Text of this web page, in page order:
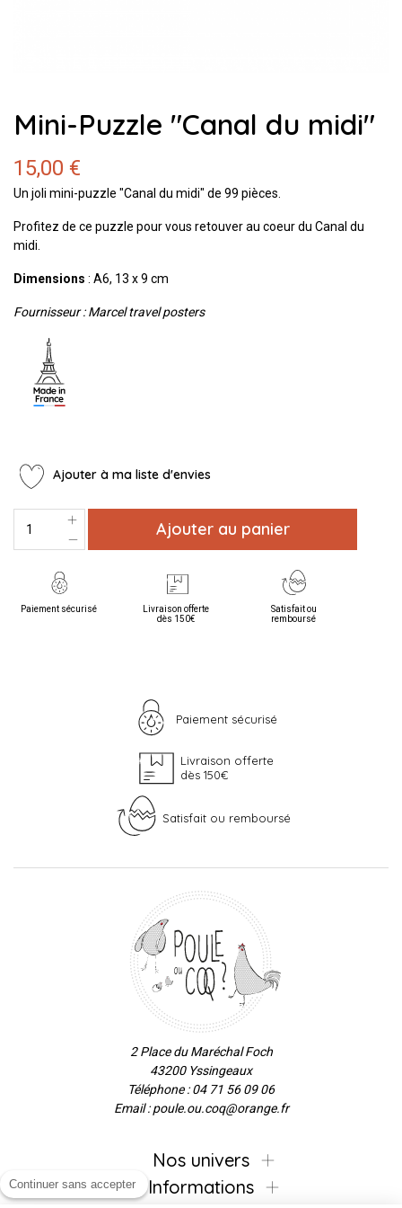
Mini-Puzzle "Canal du midi"
15,00 €
Un joli mini-puzzle "Canal du midi" de 99 pièces.
Profitez de ce puzzle pour vous retouver au coeur du Canal du
midi.
Dimensions : A6, 13 x 9 cm
Fournisseur : Marcel travel posters
Ajouter à ma liste d'envies
Ajouter au panier
Paiement sécurisé
Livraison offerte
dès 150€
Satisfait ou
remboursé
Paiement sécurisé
Livraison offerte
dès 150€
Satisfait ou remboursé
2 Place du Maréchal Foch
43200 Yssingeaux
Téléphone : 04 71 56 09 06
Email : poule.ou.coq@orange.fr
Nos univers
Informations
Continuer sans accepter